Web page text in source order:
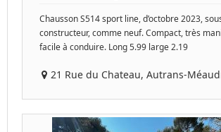
Chausson S514 sport line, d’octobre 2023,
constructeur, comme neuf. Compact, très
facile à conduire. Long 5.99 large 2.19
21 Rue du Chateau, Autrans-